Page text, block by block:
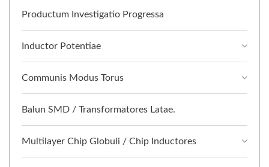
Productum Investigatio Progressa
Inductor Potentiae
Communis Modus Torus
Balun SMD / Transformatores Latae.
Multilayer Chip Globuli / Chip Inductores